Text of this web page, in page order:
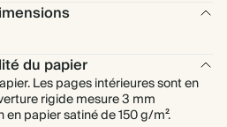
du papier
Les pages intérieures sont en
rigide mesure 3 mm
papier satiné de 150 g/m².